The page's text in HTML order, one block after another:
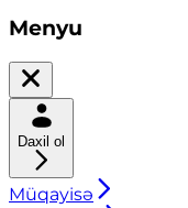
Menyu
Daxil ol
Müqayisə